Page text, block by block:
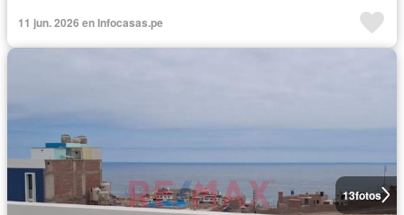
11 jun. 2026 en Infocasas.pe
13fotos